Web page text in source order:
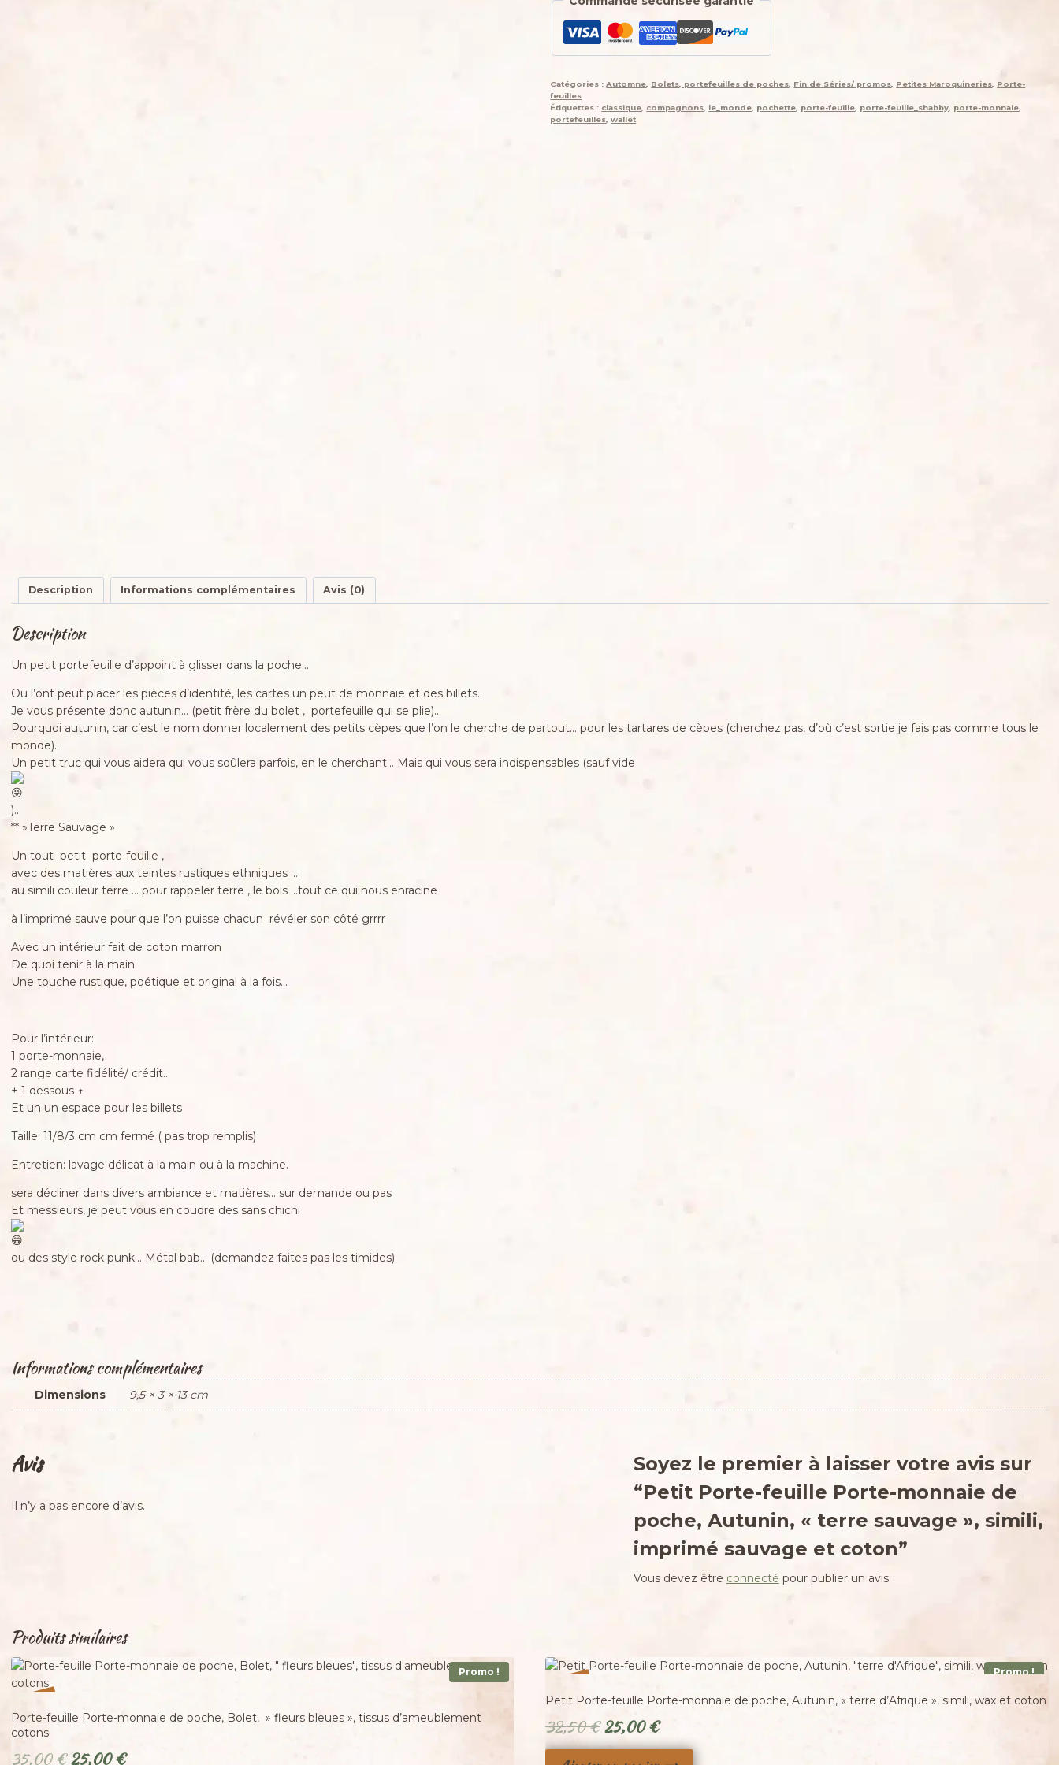
feuille
Porte-
monnaie
de
Autunin,
"terre
sauvage",
Catégories :Automne Bolets, portefeuilles de poches Fin de Séries/ promos Petites Maroquineries
Porte-
feuilles
Étiquettes : classique compagnons le_monde pochette porte-feuille porte-feuille_shabby porte-monnaie
portefeuilles ,wallet
Description Informations complémentaires Avis (0)
Description
Un petit portefeuille d’appoint à glisser dans la poche…
Ou l’ont peut placer les pièces d’identité, les cartes un peut de monnaie et des billets..
Je vous présente donc autunin… (petit frère du bolet , portefeuille qui se plie)..
Pourquoi autunin, car c’est le nom donner localement des petits cèpes que l’on le cherche de partout… pour les tartares de cèpes (cherchez pas, d’où c’est sortie je fais pas comme tous le
monde)..
Un petit truc qui vous aidera qui vous soûlera parfois, en le cherchant… Mais qui vous sera indispensables (sauf vide
)..
** »Terre Sauvage »
Un tout petit porte-feuille ,
avec des matières aux teintes rustiques ethniques …
au simili couleur terre … pour rappeler terre , le bois …tout ce qui nous enracine
à l’imprimé sauve pour que l’on puisse chacun révéler son côté grrrr
Avec un intérieur fait de coton marron
De quoi tenir à la main
Une touche rustique, poétique et original à la fois…
Pour l’intérieur:
1 porte-monnaie,
2 range carte fidélité/ crédit..
+ 1 dessous ↑
Et un un espace pour les billets
Taille: 11/8/3 cm cm fermé ( pas trop remplis)
Entretien: lavage délicat à la main ou à la machine.
sera décliner dans divers ambiance et matières… sur demande ou pas
Et messieurs, je peut vous en coudre des sans chichi
ou des style rock punk… Métal bab… (demandez faites pas les timides)
Informations complémentaires
Dimensions 9,5 × 3 × 13 cm
Avis
Il n’y a pas encore d’avis.
Soyez le premier à laisser votre avis sur
“Petit Porte-feuille Porte-monnaie de
poche, Autunin, « terre sauvage », simili,
imprimé sauvage et coton”
Vous devez être connecté pour publier un avis.
Produits similaires
Promo !
Porte-feuille Porte-monnaie de poche, Bolet, » fleurs bleues », tissus d’ameublement
cotons
35,00€ Le
25,00€Le
Promo !
Petit Porte-feuille Porte-monnaie de poche, Autunin, « terre d’Afrique », simili, wax et coton
32,50€ Le
prix
25,00€Le
prix